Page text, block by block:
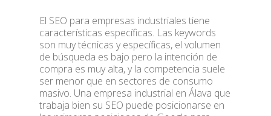
El SEO para empresas industriales tiene
características específicas. Las keywords
son muy técnicas y específicas, el volumen
de búsqueda es bajo pero la intención de
compra es muy alta, y la competencia suele
ser menor que en sectores de consumo
masivo. Una empresa industrial en Álava que
trabaja bien su SEO puede posicionarse en